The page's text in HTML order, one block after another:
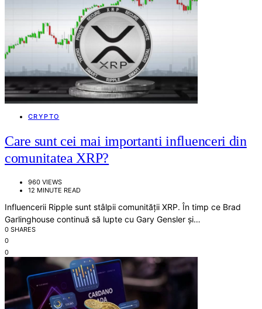
CRYPTO
Care sunt cei mai importanti influenceri din
comunitatea XRP?
960 VIEWS
12 MINUTE READ
Influencerii Ripple sunt stâlpii comunității XRP. În timp ce Brad
Garlinghouse continuă să lupte cu Gary Gensler și…
0 SHARES
0
0